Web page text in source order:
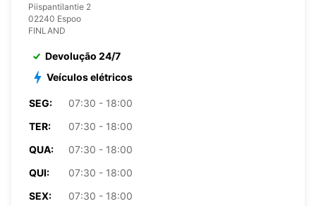
Piispantilantie 2
02240 Espoo
FINLAND
Devolução 24/7
Veículos elétricos
SEG:
07:30 - 18:00
TER:
07:30 - 18:00
QUA:
07:30 - 18:00
QUI:
07:30 - 18:00
SEX:
07:30 - 18:00